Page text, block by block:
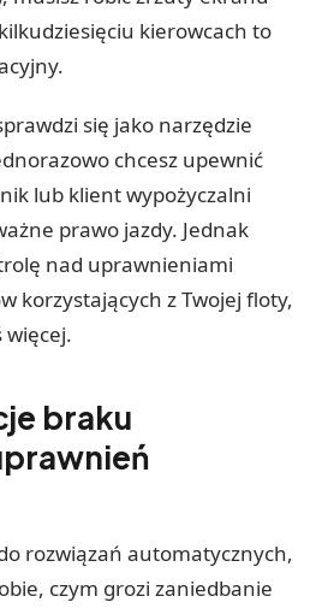
kierowcach to
się jako narzędzie
chcesz upewnić
lub klient wypożyczalni
prawo jazdy. Jednak
nad uprawnieniami
korzystających z Twojej floty,
więcej.
braku
rozwiązań automatycznych,
czym grozi zaniedbanie